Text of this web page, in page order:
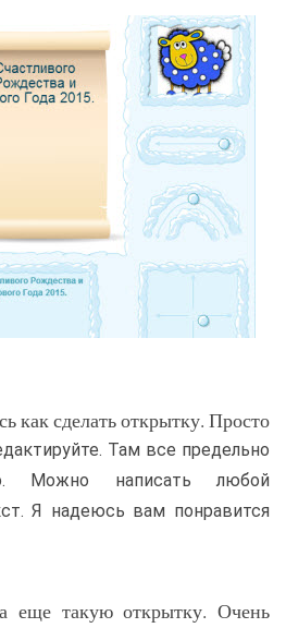
как сделать открытку. Просто
Там все предельно
Можно написать любой
Я надеюсь вам понравится
еще такую открытку. Очень